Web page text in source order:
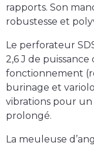
rapports. Son
robustesse et
Le perforateur
2,6 J de
fonctionnement
burinage et
vibrations pour
prolongé.
La meuleuse